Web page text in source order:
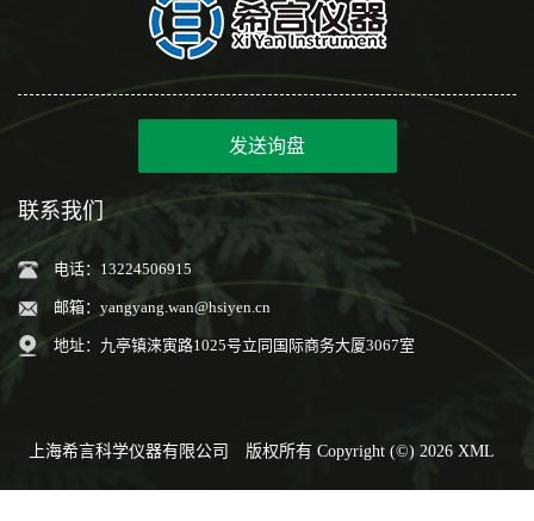
发送询盘
联系我们
电话：13224506915
邮箱： yangyang.wan@hsiyen.cn
地址：九亭镇涞寅路1025号立同国际商务大厦3067室
上海希言科学仪器有限公司 版权所有 Copyright (©) 2026 XML